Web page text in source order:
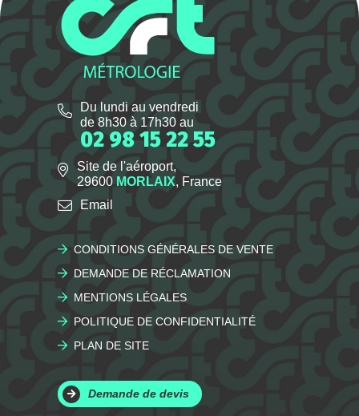
Du lundi au vendredi
de 8h30 à 17h30 au
02 98 15 22 55
Site de l'aéroport,
29600 MORLAIX, France
Email
CONDITIONS GÉNÉRALES DE VENTE
DEMANDE DE RÉCLAMATION
MENTIONS LÉGALES
POLITIQUE DE CONFIDENTIALITÉ
PLAN DE SITE
Demande de devis